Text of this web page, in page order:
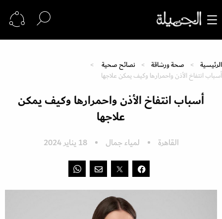
الرئيسية صحة ورشاقة
نصائح صحية
أسباب انتفاخ الأذن واحمرارها وكيف يمكن علاجها
أسباب انتفاخ الأذن واحمرارها وكيف يمكن
علاجها
القاهرة لمياء جمال 18 يناير 2024